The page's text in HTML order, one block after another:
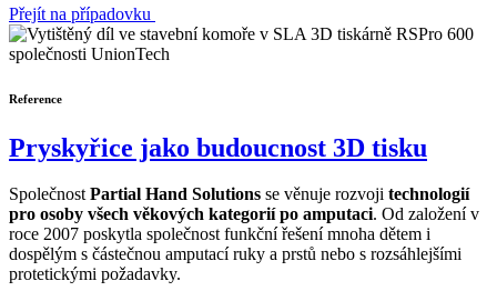
Přejít na případovku
Reference
Pryskyřice jako budoucnost 3D tisku
SpolečnostPartial Hand Solutions se věnuje rozvoji technologií
pro osoby všech věkových kategorií po amputaci. Od založení v
roce 2007 poskytla společnost funkční řešení mnoha dětem i
dospělým s částečnou amputací ruky a prstů nebo s rozsáhlejšími
protetickými požadavky.